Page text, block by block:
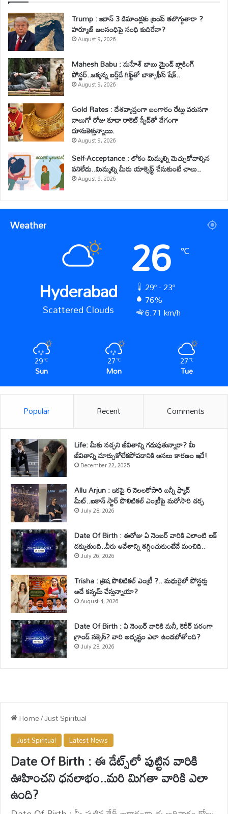
Trump : ఇరాన్ 3 డిమాండ్లకు ట్రంప్ తలొగ్గుతారా ?
హర్మూజ్ జలసంధిపై సంధి కుదిరేనా?
August 9, 2026
Mahesh Babu : మహేశ్‌ బాబు మైండ్ బ్లాకింగ్
పోస్టర్..జక్కన్న బర్త్‌డే గిఫ్ట్‌తో బాక్సాఫీస్ షేక్..
August 9, 2026
Gold Rates : దేశవ్యాప్తంగా బంగారం రేట్లు వరుసగా
నాలుగో రోజు కూడా రాకెట్ స్పీడ్‌తో వేగంగా
దూసుకెళ్తున్నాయి.
August 9, 2026
Self-Acceptance : లోకం మిమ్మల్ని మెచ్చుకోవాల్సిన
పనిలేదు..మిమ్మల్ని మీరు యాక్సెప్ట్ చేసుకుంటే చాలు..
August 9, 2026
Weather
Hyderabad
Scattered Clouds
26 ℃
29º - 23º
76%
6.71 km/h
29℃
Sun
27℃
Mon
27℃
Tue
Popular Recent Comments
Life: మీకు నచ్చని జీవితాన్ని గడుపుతున్నారా? మీ
జీవితాన్ని మార్చుకోలేకపోవడానికి అసలు కారణం ఇదే!
December 22, 2025
Allu Arjun : ఇకపై 6 నెలలకోసారి బన్నీ ఫ్యాన్
మీట్..ఐకాన్ స్టార్ పొలిటికల్ ఎంట్రీపై మరోసారి చర్చ
July 28, 2026
Date Of Birth : ఈరోజు ఏ నెంబర్ వారికి ఎలాంటి లక్
దక్కుతుంది..వీరు ఆవేశాన్ని తగ్గించుకుంటేనే మంచిది..
July 26, 2026
Trisha : త్రిష పొలిటికల్ ఎంట్రీ ?.. మధురైలో పోస్టర్లు
అదే కన్ఫమ్ చేస్తున్నాయా?
August 4, 2026
Date Of Birth : ఏ నెంబర్ వారికి మనీ, కెరీర్ పరంగా
గ్రాండ్ సక్సెస్? వారి అదృష్టం ఎలా ఉండబోతోంది?
July 28, 2026